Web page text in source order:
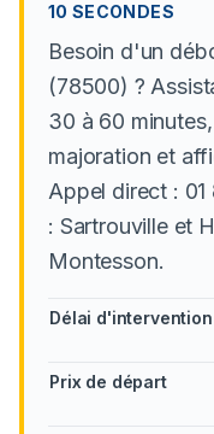
10 SECONDES
Besoin d'un
(78500) ?
30 à 60
majoration et
Appel direct :
: Sartrouville et
Montesson.
Délai d'intervention
Prix de départ